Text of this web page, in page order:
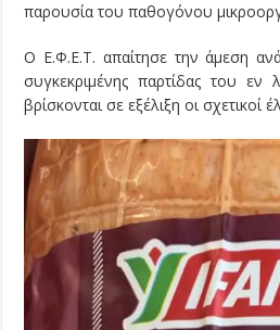
παρουσία του παθογόνου
Ο Ε.Φ.Ε.Τ. απαίτησε την άμεση
συγκεκριμένης παρτίδας του εν
βρίσκονται σε εξέλιξη οι σχετικοί